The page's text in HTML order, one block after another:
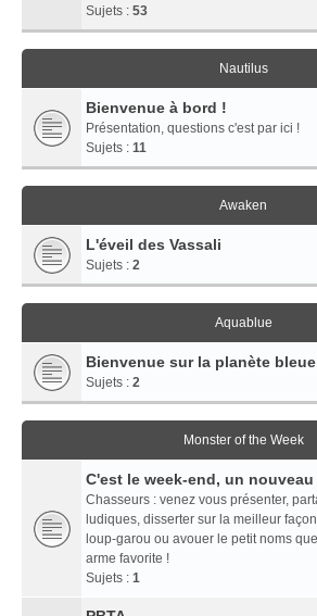
Sujets : 53
Nautilus
Bienvenue à bord !
Présentation, questions c'est par ici !
Sujets : 11
Awaken
L'éveil des Vassali
Sujets : 2
Aquablue
Bienvenue sur la planète bleue
Sujets : 2
Monster of the Week
C'est le week-end, un
Chasseurs : venez vous présenter,
ludiques, disserter sur la meilleur
loup-garou ou avouer le petit noms
arme favorite !
Sujets : 1